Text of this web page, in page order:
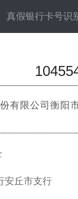
真假银行卡号识
有限公司衡阳
安丘市支行